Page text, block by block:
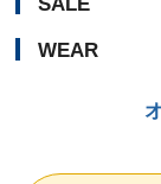
WEAR